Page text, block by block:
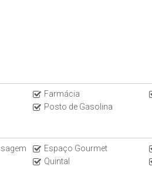
Farmácia
Posto de Gasolina
Espaço Gourmet
Quintal